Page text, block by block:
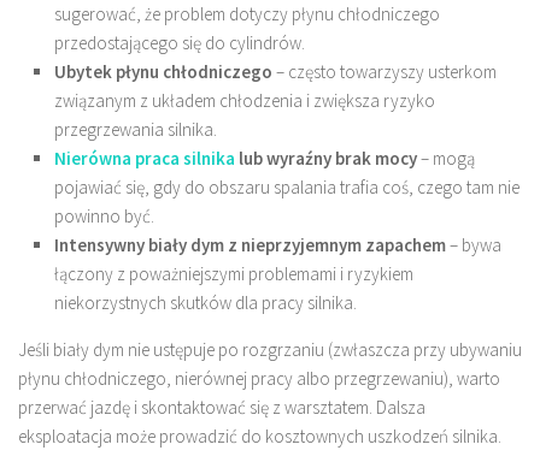
sugerować, że problem dotyczy płynu chłodniczego
przedostającego się do cylindrów.
Ubytek płynu chłodniczego – często towarzyszy usterkom
związanym z układem chłodzenia i zwiększa ryzyko
przegrzewania silnika.
Nierówna praca silnika lub wyraźny brak mocy– mogą
pojawiać się, gdy do obszaru spalania trafia coś, czego tam nie
powinno być.
Intensywny biały dym z nieprzyjemnym zapachem– bywa
łączony z poważniejszymi problemami i ryzykiem
niekorzystnych skutków dla pracy silnika.
Jeśli biały dym nie ustępuje po rozgrzaniu (zwłaszcza przy ubywaniu
płynu chłodniczego, nierównej pracy albo przegrzewaniu), warto
przerwać jazdę i skontaktować się z warsztatem. Dalsza
eksploatacja może prowadzić do kosztownych uszkodzeń silnika.